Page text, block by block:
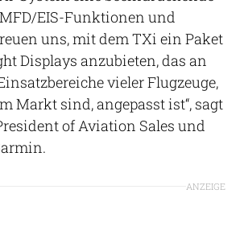
EIS-Funktionen und
uns, mit dem TXi ein Paket
Displays anzubieten, das an
vieler Flugzeuge,
Markt sind, angepasst ist“, sagt
of Aviation Sales und
ANZEIGE